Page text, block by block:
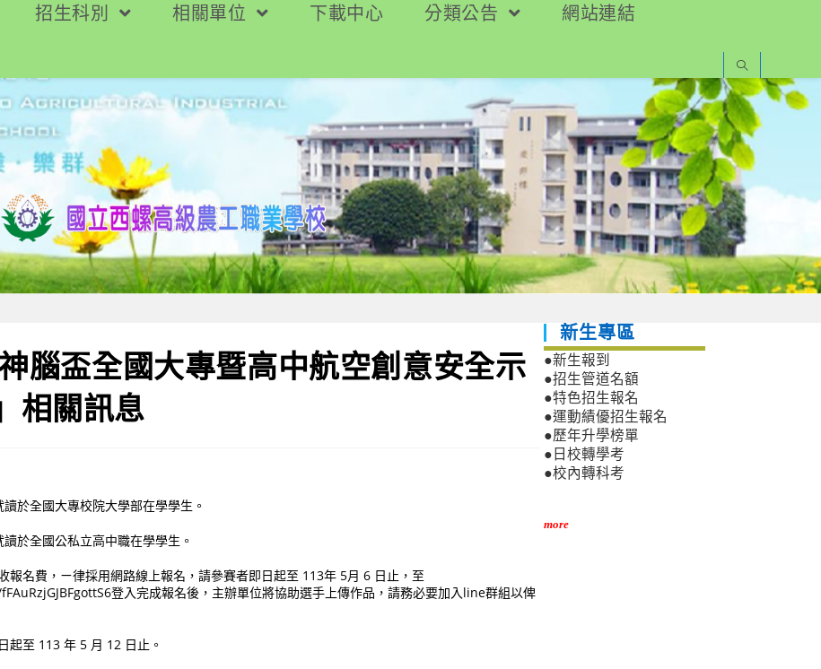
招生科別 相關單位 下載中心 分類公告
網站連結
神腦盃全國大專暨高中航空創意安全示
相關訊息
於全國大專校院大學部在學學生。
於全國公私立高中職在學學生。
報名費，ㄧ律採用網路線上報名，請參賽者即日起至 113年 5月 6 日止，至
登入完成報名後，主辦單位將協助選手上傳作品，請務必要加入line群組以俾
起至 113 年 5 月 12 日止。
新生專區
●新生報到
●招生管道名額
●特色招生報名
●運動績優招生報名
●歷年升學榜單
●日校轉學考
●校內轉科考
more